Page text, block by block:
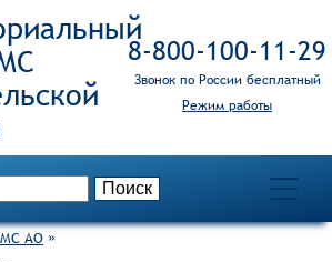
8‑800‑100‑11‑29
Звонок по России бесплатный
Режим работы
АО »